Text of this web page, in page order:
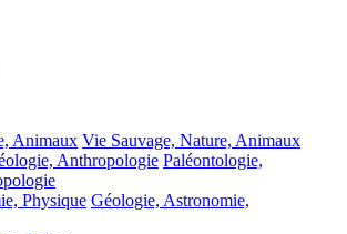
Animaux Vie Sauvage, Nature, Animaux
Anthropologie Paléontologie,
Physique Géologie, Astronomie,